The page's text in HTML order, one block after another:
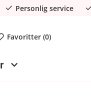
Personlig service
Favoritter (0)